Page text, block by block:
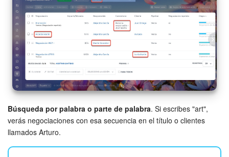
Actualización de los artículos (archivo)
EMPEZAR GRATIS
INICIAR SESIÓN
Búsqueda por palabra o parte de palabra. Si escribes "art",
verás negociaciones con esa secuencia en el título o clientes
llamados Arturo.